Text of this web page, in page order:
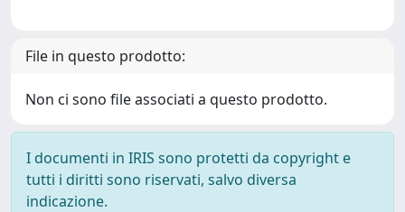
File in questo prodotto:
Non ci sono file associati a questo prodotto.
I documenti in IRIS sono protetti da copyright e
tutti i diritti sono riservati, salvo diversa
indicazione.